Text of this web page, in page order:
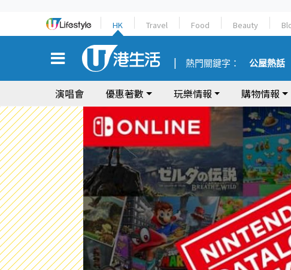
HK Travel Food Beauty
熱門關鍵字： 公屋熱話
演唱會 優惠著數 玩樂情報 購物情報